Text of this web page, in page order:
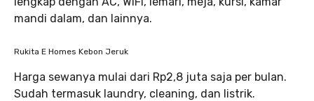
mandi dalam, dan lainnya.
Rukita E Homes Kebon Jeruk
Harga sewanya mulai dari Rp2,8 juta saja per bulan.
Sudah termasuk laundry, cleaning, dan listrik.